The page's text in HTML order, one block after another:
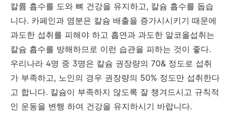
칼륨 흡수를 도와 뼈 건강을 유지하고, 칼슘 흡수를 돕습
니다. 카페인과 염분은 칼슘 배출을 증가시시키기 때문에
과도한 섭취를 피해야 하고 흡연과 과도한 알코올섭취는
칼슘 흡수를 방해하므로 이런 습관을 피하는 것이 좋다.
우리나라 4명 중 3명은 칼슘 권장량의 70& 정도로 섭취
가 부족하고, 노인의 경우 권장량의 50% 정도만 섭취한다
고 합니다. 칼슘이 부족하지 않도록 잘 챙겨드시고 규칙적
인 운동을 변행 하여 건강을 유지하시기 바랍니다.